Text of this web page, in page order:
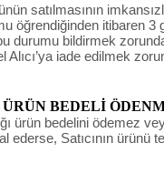
satılmasının
öğrendiğinden itibaren 3
durumu bildirmek
Alıcı’ya iade edilmek
BEDELİ
ürün bedelini ödemez
ederse, Satıcının ürünü